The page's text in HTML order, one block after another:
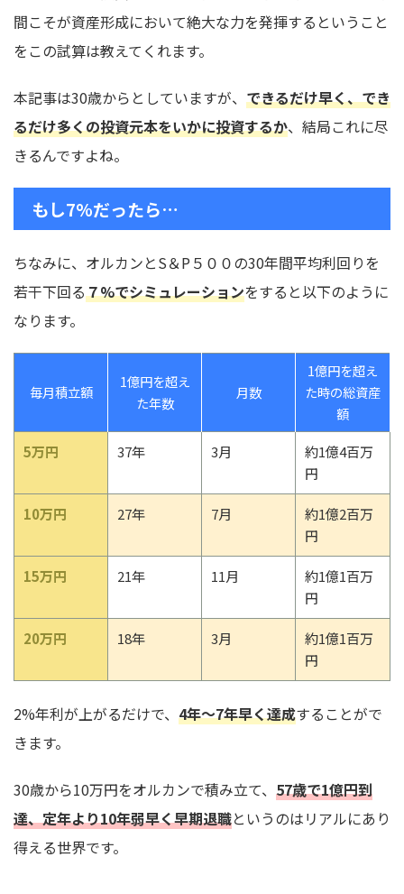
間こそが資産形成において絶大な力を発揮するということ
をこの試算は教えてくれます。
本記事は30歳からとしていますが、 できるだけ早く、でき
るだけ多くの投資元本をいかに投資するか、結局これに尽
きるんですよね。
もし7%だったら…
ちなみに、オルカンとS＆P５００の30年間平均利回りを
若干下回る７%でシミュレーションをすると以下のように
なります。
毎月積立額
1億円を超え
た年数
月数
1億円を超え
た時の総資産
額
5万円
37年 3月
約1億4百万
円
10万円 27年 7月
約1億2百万
円
15万円 21年 11月
約1億1百万
円
20万円 18年 3月
約1億1百万
円
2%年利が上がるだけで、 4年～7年早く達成することがで
きます。
30歳から10万円をオルカンで積み立て、 57歳で1億円到
達、定年より10年弱早く早期退職というのはリアルにあり
得える世界です。